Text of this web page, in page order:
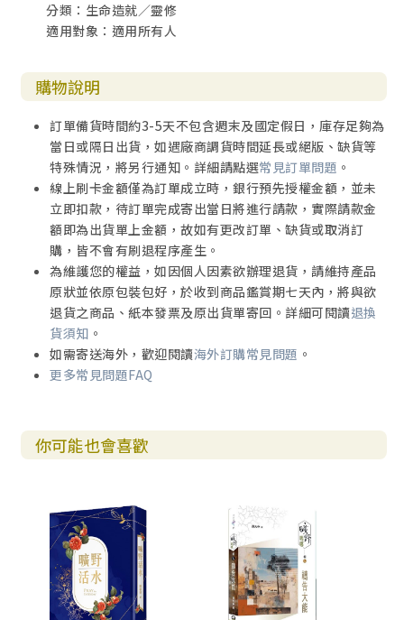
分類：生命造就／靈修
適用對象：適用所有人
購物說明
訂單備貨時間約3-5天不包含週末及國定假日，庫存足夠為
當日或隔日出貨，如遇廠商調貨時間延長或絕版、缺貨等
特殊情況，將另行通知。詳細請點選常見訂單問題 。
線上刷卡金額僅為訂單成立時，銀行預先授權金額，並未
立即扣款，待訂單完成寄出當日將進行請款，實際請款金
額即為出貨單上金額，故如有更改訂單、缺貨或取消訂
購，皆不會有刷退程序產生。
為維護您的權益，如因個人因素欲辦理退貨，請維持產品
原狀並依原包裝包好，於收到商品鑑賞期七天內，將與欲
退貨之商品、紙本發票及原出貨單寄回。詳細可閱讀退換
貨須知 。
如需寄送海外，歡迎閱讀海外訂購常見問題 。
更多常見問題FAQ
你可能也會喜歡